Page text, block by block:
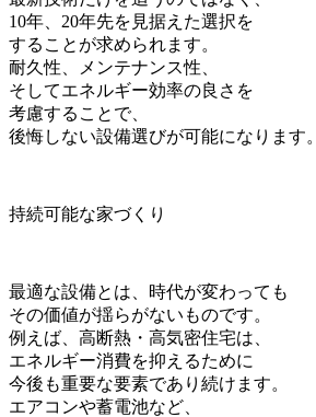
10年、20年先を見据えた選択を
することが求められます。
耐久性、メンテナンス性、
そしてエネルギー効率の良さを
考慮することで、
後悔しない設備選びが可能になります。
持続可能な家づくり
最適な設備とは、時代が変わっても
その価値が揺らがないものです。
例えば、高断熱・高気密住宅は、
エネルギー消費を抑えるために
今後も重要な要素であり続けます。
エアコンや蓄電池など、